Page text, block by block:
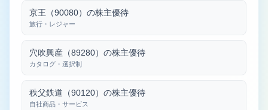
京王（90080）の株主優待
旅行・レジャー
穴吹興産（89280）の株主優待
カタログ・選択制
秩父鉄道（90120）の株主優待
自社商品・サービス